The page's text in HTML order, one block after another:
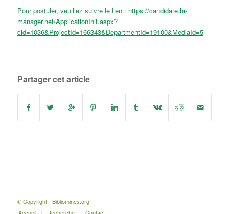
Pour postuler, veuillez suivre le lien : https://candidate.hr-
manager.net/ApplicationInit.aspx?
cid=1036&ProjectId=166343&DepartmentId=19100&MediaId=5
Partager cet article
© Copyright - Bibliomines.org